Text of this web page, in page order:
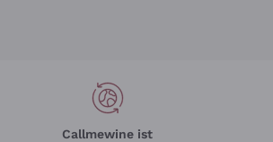
Callmewine ist